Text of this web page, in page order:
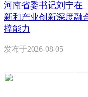
河南省委书记刘宁在
新和产业创新深度融
撑能力
发布于2026-08-05